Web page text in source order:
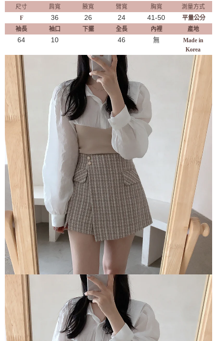
尺寸 肩寬 腋寬 臂寬 胸寬
測量方式
F
36 26 24 41-50
平量公分
袖長
袖口 下擺 全長 內裡 產地
64 10 46 無
Made in
Korea